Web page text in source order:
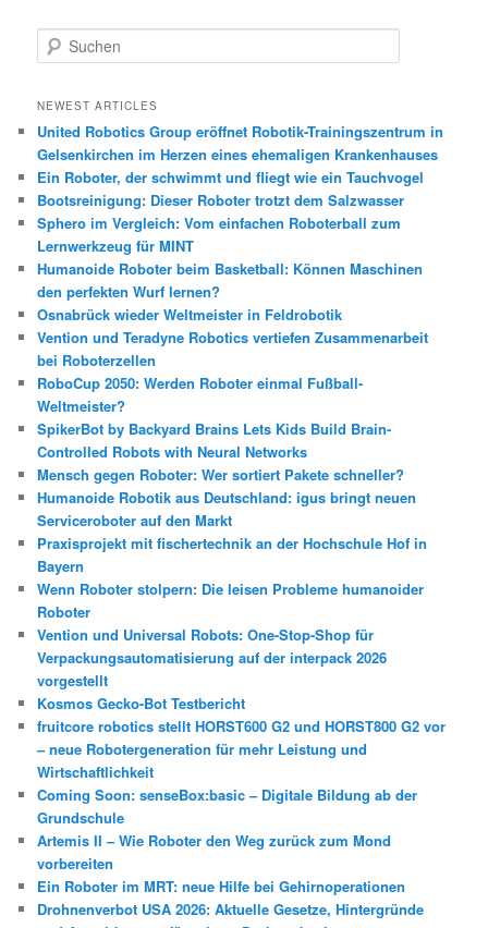
u
h
n
NEWEST ARTICLES
United Robotics Group eröffnet Robotik-Trainingszentrum in
Gelsenkirchen im Herzen eines ehemaligen Krankenhauses
Ein Roboter, der schwimmt und fliegt wie ein Tauchvogel
Bootsreinigung: Dieser Roboter trotzt dem Salzwasser
Sphero im Vergleich: Vom einfachen Roboterball zum
Lernwerkzeug für MINT
Humanoide Roboter beim Basketball: Können Maschinen
den perfekten Wurf lernen?
Osnabrück wieder Weltmeister in Feldrobotik
Vention und Teradyne Robotics vertiefen Zusammenarbeit
bei Roboterzellen
RoboCup 2050: Werden Roboter einmal Fußball-
Weltmeister?
SpikerBot by Backyard Brains Lets Kids Build Brain-
Controlled Robots with Neural Networks
Mensch gegen Roboter: Wer sortiert Pakete schneller?
Humanoide Robotik aus Deutschland: igus bringt neuen
Serviceroboter auf den Markt
Praxisprojekt mit fischertechnik an der Hochschule Hof in
Bayern
Wenn Roboter stolpern: Die leisen Probleme humanoider
Roboter
Vention und Universal Robots: One-Stop-Shop für
Verpackungsautomatisierung auf der interpack 2026
vorgestellt
Kosmos Gecko-Bot Testbericht
fruitcore robotics stellt HORST600 G2 und HORST800 G2 vor
– neue Robotergeneration für mehr Leistung und
Wirtschaftlichkeit
Coming Soon: senseBox:basic – Digitale Bildung ab der
Grundschule
Artemis II – Wie Roboter den Weg zurück zum Mond
vorbereiten
Ein Roboter im MRT: neue Hilfe bei Gehirnoperationen
Drohnenverbot USA 2026: Aktuelle Gesetze, Hintergründe